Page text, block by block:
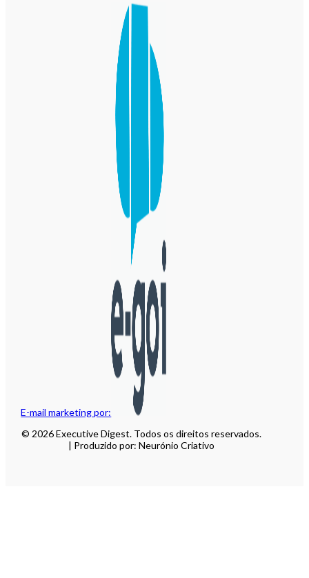
E-mail marketing por:
© 2026 Executive Digest. Todos os direitos reservados.
| Produzido por: Neurónio Criativo